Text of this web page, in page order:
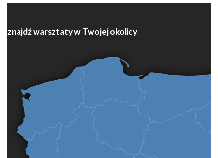
znajdź warsztaty w Twojej okolicy